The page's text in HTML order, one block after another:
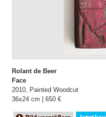
Rolant de Beer
Face
2010, Painted Woodcut
36x24 cm | 650 €